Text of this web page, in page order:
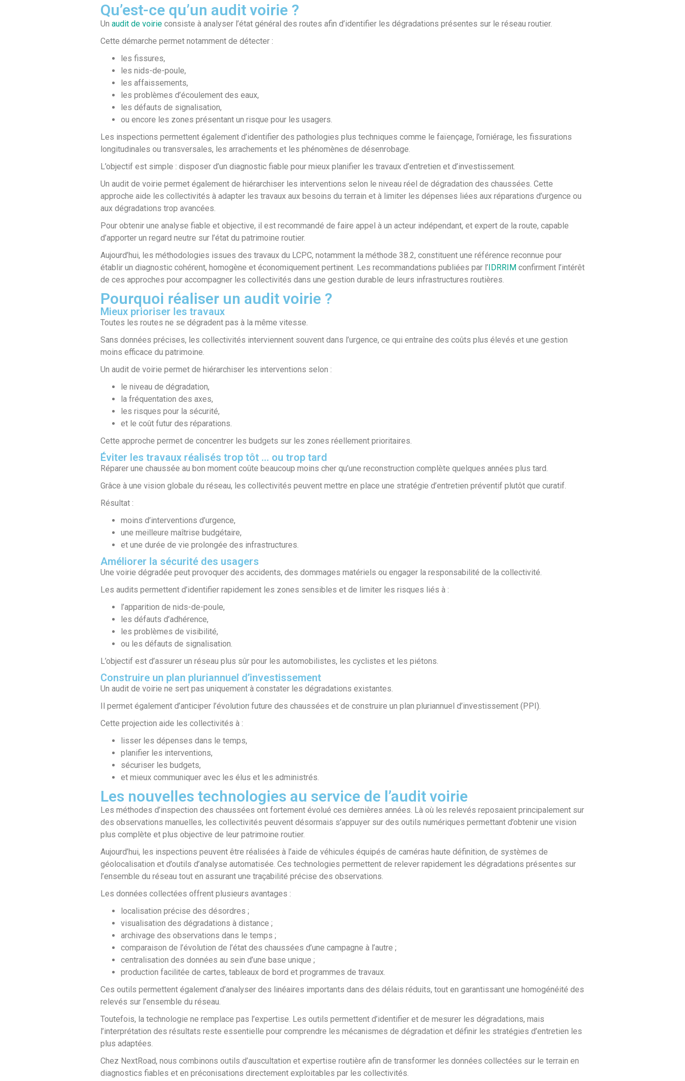
Qu’est-ce qu’un audit voirie ?
Un audit de voirie consiste à analyser l’état général des routes afin d’identifier les dégradations présentes sur le réseau routier.
Cette démarche permet notamment de détecter :
les fissures,
les nids-de-poule,
les affaissements,
les problèmes d’écoulement des eaux,
les défauts de signalisation,
ou encore les zones présentant un risque pour les usagers.
Les inspections permettent également d’identifier des pathologies plus techniques comme le faïençage, l’orniérage, les fissurations
longitudinales ou transversales, les arrachements et les phénomènes de désenrobage.
L’objectif est simple : disposer d’un diagnostic fiable pour mieux planifier les travaux d’entretien et d’investissement.
Un audit de voirie permet également de hiérarchiser les interventions selon le niveau réel de dégradation des chaussées. Cette
approche aide les collectivités à adapter les travaux aux besoins du terrain et à limiter les dépenses liées aux réparations d’urgence ou
aux dégradations trop avancées.
Pour obtenir une analyse fiable et objective, il est recommandé de faire appel à un acteur indépendant, et expert de la route, capable
d’apporter un regard neutre sur l’état du patrimoine routier.
Aujourd’hui, les méthodologies issues des travaux du LCPC, notamment la méthode 38.2, constituent une référence reconnue pour
établir un diagnostic cohérent, homogène et économiquement pertinent. Les recommandations publiées par l’IDRRIM confirment l’intérêt
de ces approches pour accompagner les collectivités dans une gestion durable de leurs infrastructures routières.
Pourquoi réaliser un audit voirie ?
Mieux prioriser les travaux
Toutes les routes ne se dégradent pas à la même vitesse.
Sans données précises, les collectivités interviennent souvent dans l’urgence, ce qui entraîne des coûts plus élevés et une gestion
moins efficace du patrimoine.
Un audit de voirie permet de hiérarchiser les interventions selon :
le niveau de dégradation,
la fréquentation des axes,
les risques pour la sécurité,
et le coût futur des réparations.
Cette approche permet de concentrer les budgets sur les zones réellement prioritaires.
Éviter les travaux réalisés trop tôt … ou trop tard
Réparer une chaussée au bon moment coûte beaucoup moins cher qu’une reconstruction complète quelques années plus tard.
Grâce à une vision globale du réseau, les collectivités peuvent mettre en place une stratégie d’entretien préventif plutôt que curatif.
Résultat :
moins d’interventions d’urgence,
une meilleure maîtrise budgétaire,
et une durée de vie prolongée des infrastructures.
Améliorer la sécurité des usagers
Une voirie dégradée peut provoquer des accidents, des dommages matériels ou engager la responsabilité de la collectivité.
Les audits permettent d’identifier rapidement les zones sensibles et de limiter les risques liés à :
l’apparition de nids-de-poule,
les défauts d’adhérence,
les problèmes de visibilité,
ou les défauts de signalisation.
L’objectif est d’assurer un réseau plus sûr pour les automobilistes, les cyclistes et les piétons.
Construire un plan pluriannuel d’investissement
Un audit de voirie ne sert pas uniquement à constater les dégradations existantes.
Il permet également d’anticiper l’évolution future des chaussées et de construire un plan pluriannuel d’investissement (PPI).
Cette projection aide les collectivités à :
lisser les dépenses dans le temps,
planifier les interventions,
sécuriser les budgets,
et mieux communiquer avec les élus et les administrés.
Les nouvelles technologies au service de l’audit voirie
Les méthodes d’inspection des chaussées ont fortement évolué ces dernières années. Là où les relevés reposaient principalement sur
des observations manuelles, les collectivités peuvent désormais s’appuyer sur des outils numériques permettant d’obtenir une vision
plus complète et plus objective de leur patrimoine routier.
Aujourd’hui, les inspections peuvent être réalisées à l’aide de véhicules équipés de caméras haute définition, de systèmes de
géolocalisation et d’outils d’analyse automatisée. Ces technologies permettent de relever rapidement les dégradations présentes sur
l’ensemble du réseau tout en assurant une traçabilité précise des observations.
Les données collectées offrent plusieurs avantages :
localisation précise des désordres ;
visualisation des dégradations à distance ;
archivage des observations dans le temps ;
comparaison de l’évolution de l’état des chaussées d’une campagne à l’autre ;
centralisation des données au sein d’une base unique ;
production facilitée de cartes, tableaux de bord et programmes de travaux.
Ces outils permettent également d’analyser des linéaires importants dans des délais réduits, tout en garantissant une homogénéité des
relevés sur l’ensemble du réseau.
Toutefois, la technologie ne remplace pas l’expertise. Les outils permettent d’identifier et de mesurer les dégradations, mais
l’interprétation des résultats reste essentielle pour comprendre les mécanismes de dégradation et définir les stratégies d’entretien les
plus adaptées.
Chez NextRoad, nous combinons outils d’auscultation et expertise routière afin de transformer les données collectées sur le terrain en
diagnostics fiables et en préconisations directement exploitables par les collectivités.